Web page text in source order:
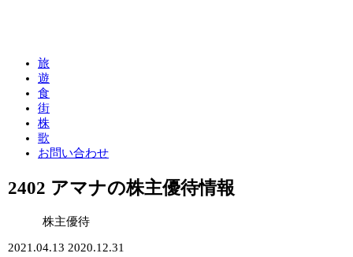
旅
遊
食
街
株
歌
お問い合わせ
2402 アマナの株主優待情報
株主優待
2021.04.13 2020.12.31